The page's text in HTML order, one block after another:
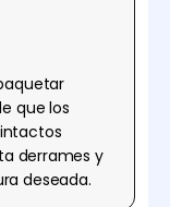
que los
derrames y
deseada.